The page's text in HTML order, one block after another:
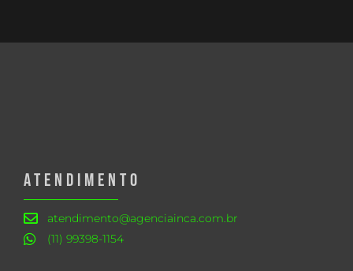
ATENDIMENTO
atendimento@agenciainca.com.br
(11) 99398-1154